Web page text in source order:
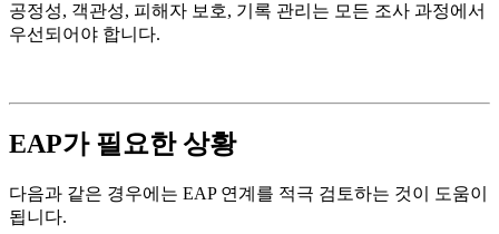
공정성, 객관성, 피해자 보호, 기록 관리는 모든 조사 과정에서
우선되어야 합니다.
EAP가 필요한 상황
다음과 같은 경우에는 EAP 연계를 적극 검토하는 것이 도움이
됩니다.